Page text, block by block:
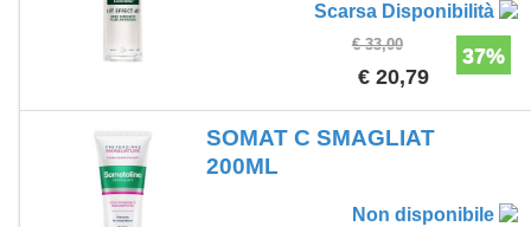
Scarsa Disponibilità
37%
€ 33,00
€ 20,79
SOMAT C SMAGLIAT
200ML
Non disponibile